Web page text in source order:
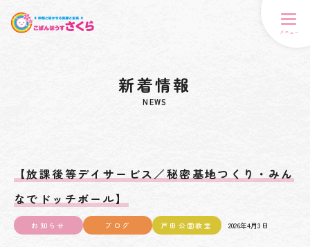
メニュー
新着情報
NEWS
【放課後等デイサービス／秘密基地つくり・みん
なでドッチボール】
お知らせ ブログ 戸田公園教室 2026年4月3日